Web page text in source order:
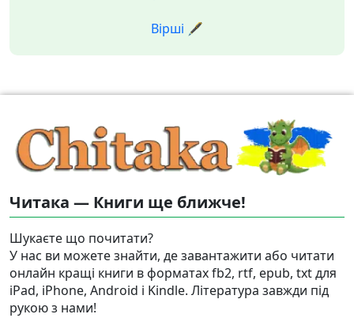
Вірші 🖋️
Читака — Книги ще ближче!
Шукаєте що почитати?
У нас ви можете знайти, де завантажити або читати
онлайн кращі книги в форматах fb2, rtf, epub, txt для
iPad, iPhone, Android і Kindle. Література завжди під
рукою з нами!